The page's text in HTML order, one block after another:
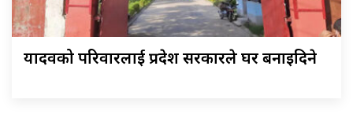
यादवको परिवारलाई प्रदेश सरकारले घर बनाइदिने